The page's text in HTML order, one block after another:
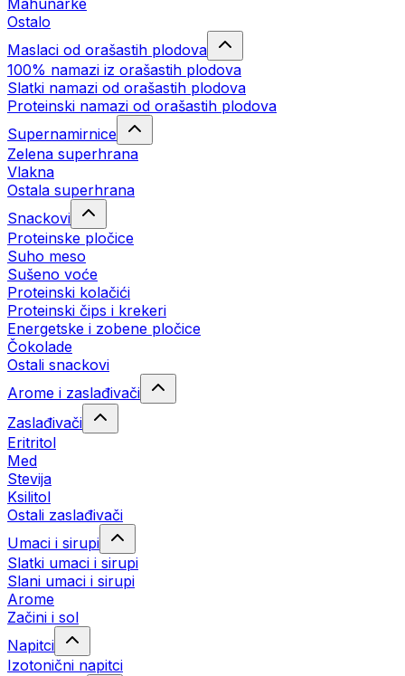
Mahunarke
Ostalo
Maslaci od orašastih plodova
100% namazi iz orašastih plodova
Slatki namazi od orašastih plodova
Proteinski namazi od orašastih plodova
Supernamirnice
Zelena superhrana
Vlakna
Ostala superhrana
Snackovi
Proteinske pločice
Suho meso
Sušeno voće
Proteinski kolačići
Proteinski čips i krekeri
Energetske i zobene pločice
Čokolade
Ostali snackovi
Arome i zaslađivači
Zaslađivači
Eritritol
Med
Stevija
Ksilitol
Ostali zaslađivači
Umaci i sirupi
Slatki umaci i sirupi
Slani umaci i sirupi
Arome
Začini i sol
Napitci
Izotonični napitci